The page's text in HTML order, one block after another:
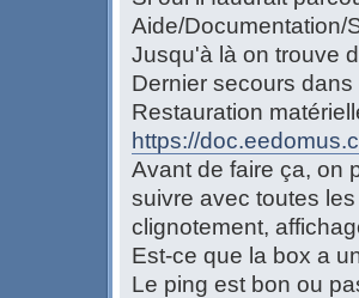
Aide/Documentation/
Jusqu'à là on trouve
Dernier secours
Restauration
https://
Avant de faire ça, on
suivre avec toutes
clignotement,
Est-ce que la box a
Le ping est bon ou